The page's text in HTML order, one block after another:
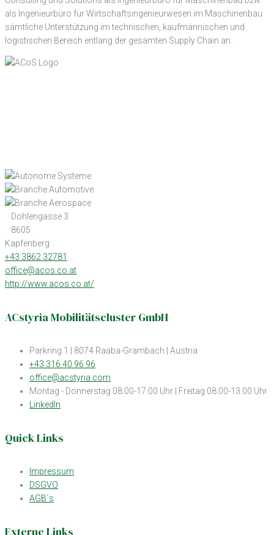
als Ingenieurbüro für Wirtschaftsingenieurwesen im Maschinenbau
sämtliche Unterstützung im technischen, kaufmännischen und
logistischen Bereich entlang der gesamten Supply Chain an.
Dohlengasse 3
8605
Kapfenberg
+43 3862 32781
office@acos.co.at
http://www.acos.co.at/
ACstyria Mobilitätscluster GmbH
Parkring 1 | 8074 Raaba-Grambach | Austria
+43 316 40 96 96
office@acstyria.com
Montag - Donnerstag 08:00-17:00 Uhr | Freitag 08:00-13:00 Uhr
LinkedIn
Quick Links
Impressum
DSGVO
AGB´s
Externe Links